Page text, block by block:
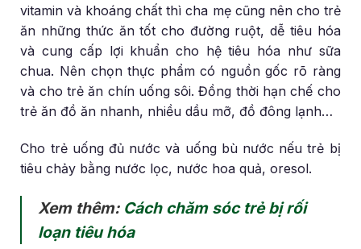
vitamin và khoáng chất thì cha mẹ cũng nên cho trẻ
ăn những thức ăn tốt cho đường ruột, dễ tiêu hóa
và cung cấp lợi khuẩn cho hệ tiêu hóa như sữa
chua. Nên chọn thực phẩm có nguồn gốc rõ ràng
và cho trẻ ăn chín uống sôi. Đồng thời hạn chế cho
trẻ ăn đồ ăn nhanh, nhiều dầu mỡ, đồ đông lạnh…
Cho trẻ uống đủ nước và uống bù nước nếu trẻ bị
tiêu chảy bằng nước lọc, nước hoa quả, oresol.
Xem thêm: Cách chăm sóc trẻ bị rối
loạn tiêu hóa